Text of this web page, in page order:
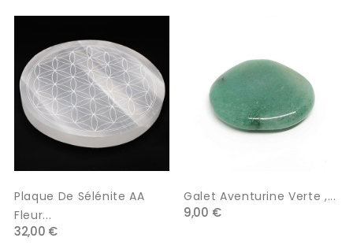
Plaque De Sélénite AA
Fleur...
32,00 €
Galet Aventurine Verte ,...
9,00 €